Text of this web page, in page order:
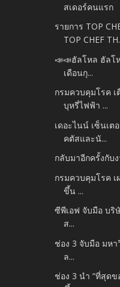
สเดอร์คนแรก
รายการ TOP
TOP CHEF
📣📣ฮัลโหล ฮัลโ
เดือนกุ...
กรมควบคุมโรค
บุหรี่ไฟฟ้า ...
เดอะไนน์ เซ็นเ
คตัสและนั...
กลับมาอีกครั้งกับง
กรมควบคุมโรค
ขึ้น ...
ซีพีเอฟ จับมือ บริ
ส...
ช่อง 3 จับมือ มหา
ล...
ช่อง 3 นำ “ที่สุดข